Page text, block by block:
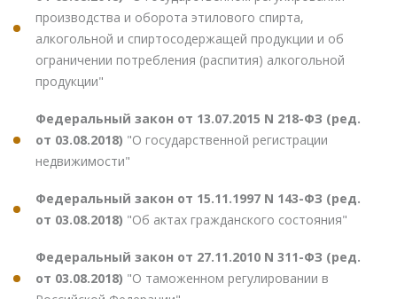
производства и оборота этилового спирта,
алкогольной и спиртосодержащей продукции и об
ограничении потребления (распития) алкогольной
продукции"
Федеральный закон от 13.07.2015 N 218-ФЗ (ред.
от 03.08.2018) "О государственной регистрации
недвижимости"
Федеральный закон от 15.11.1997 N 143-ФЗ (ред.
от 03.08.2018) "Об актах гражданского состояния"
Федеральный закон от 27.11.2010 N 311-ФЗ (ред.
от 03.08.2018) "О таможенном регулировании в